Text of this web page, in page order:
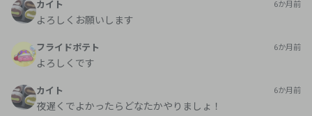
カイト 6か月前
よろしくお願いします
フライドポテト 6か月前
よろしくです
カイト 6か月前
夜遅くでよかったらどなたかやりましょ！